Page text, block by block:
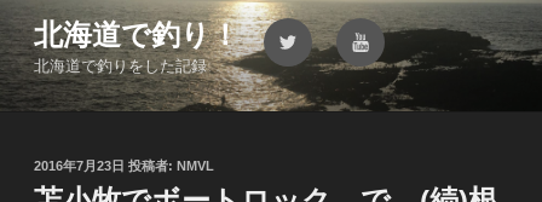
ン
テ
ン
北海道で釣り！
北海道で釣りをした記録
Twitter YouTube
投
稿
2016年7月23日 投稿者: NMVL